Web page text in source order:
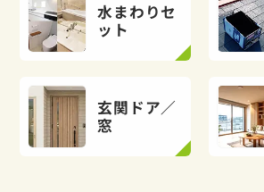
水まわりセ
ット
玄関ドア／
窓